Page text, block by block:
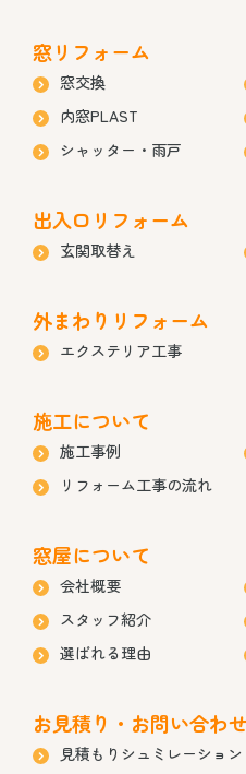
窓リフォーム
窓交換
内窓PLAST
シャッター・雨戸
出入口リフォーム
玄関取替え
外まわりリフォーム
エクステリア工事
施工について
施工事例
リフォーム工事の流れ
窓屋について
会社概要
スタッフ紹介
選ばれる理由
お見積り・お問い合わせ
見積もりシュミレーション